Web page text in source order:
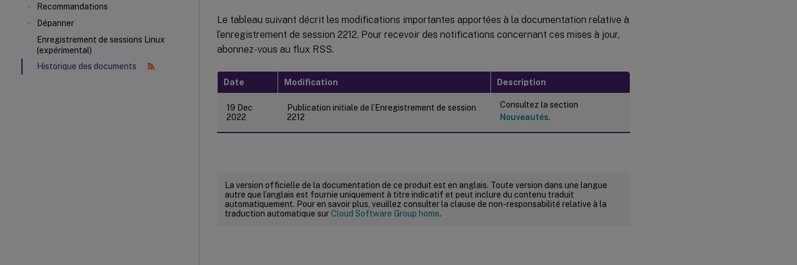
Recommandations
Dépanner
Enregistrement de sessions Linux
(expérimental)
Historique des documents
Le tableau suivant décrit les modifications importantes apportées à la documentation relative à
l’enregistrement de session 2212. Pour recevoir des notifications concernant ces mises à jour,
abonnez-vous au flux RSS.
Date Modification Description
19 Dec
2022
Publication initiale de l’Enregistrement de session
2212
Consultez la section
Nouveautés.
La version officielle de la documentation de ce produit est en anglais. Toute version dans une langue
autre que l’anglais est fournie uniquement à titre indicatif et peut inclure du contenu traduit
automatiquement. Pour en savoir plus, veuillez consulter la clause de non-responsabilité relative à la
traduction automatique surCloud Software Group home.